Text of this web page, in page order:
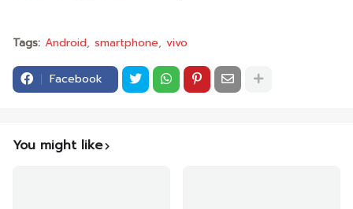
Tags: Android smartphone vivo
Facebook
You might like